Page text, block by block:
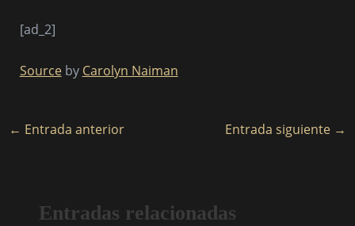
[ad_2]
Sourceby Carolyn Naiman
← Entrada anterior Entrada siguiente →
Entradas relacionadas